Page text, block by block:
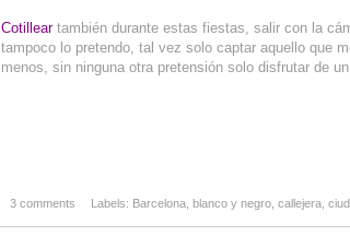
Cotilleartambién durante estas fiestas, salir con la
tampoco lo pretendo, tal vez solo captar aquello que
menos, sin ninguna otra pretensión solo disfrutar de
3 comments Labels: Barcelona, blanco y negro, callejera,